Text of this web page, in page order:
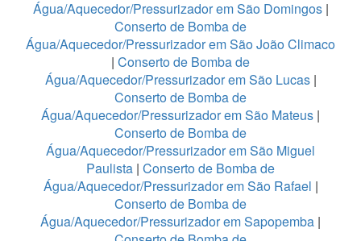
Água/Aquecedor/Pressurizador em São Domingos|
Conserto de Bomba de
Água/Aquecedor/Pressurizador em São João Climaco
| Conserto de Bomba de
Água/Aquecedor/Pressurizador em São Lucas|
Conserto de Bomba de
Água/Aquecedor/Pressurizador em São Mateus |
Conserto de Bomba de
Água/Aquecedor/Pressurizador em São Miguel
Paulista | Conserto de Bomba de
Água/Aquecedor/Pressurizador em São Rafael |
Conserto de Bomba de
Água/Aquecedor/Pressurizador em Sapopemba |